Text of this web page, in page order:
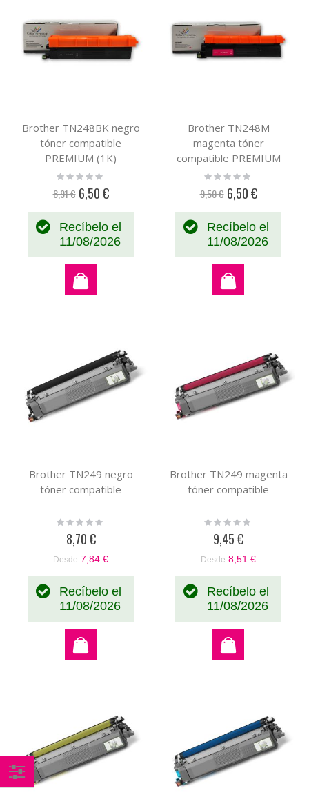
Brother TN248BK negro
tóner compatible
PREMIUM (1K)
Rating:
8,91 € Precio
6,50 €
Recíbelo el
11/08/2026
Brother TN248M
magenta tóner
compatible PREMIUM
(1K)
Rating:
9,50 € Precio
6,50 €
Recíbelo el
11/08/2026
Brother TN249 negro
tóner compatible
Rating:
8,70 €
Desde 7,84 €
Recíbelo el
11/08/2026
Brother TN249 magenta
tóner compatible
Rating:
9,45 €
Desde 8,51 €
Recíbelo el
11/08/2026
Comprar